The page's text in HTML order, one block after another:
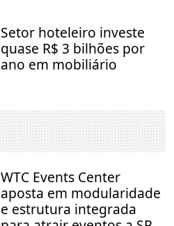
Setor hoteleiro investe
quase R$ 3 bilhões por
ano em mobiliário
WTC Events Center
aposta em modularidade
e estrutura integrada